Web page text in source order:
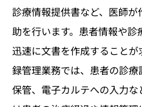
診療情報提供書など、医師
助を行います。患者情報や
迅速に文書を作成すること
録管理業務では、患者の診
保管、電子カルテへの入力